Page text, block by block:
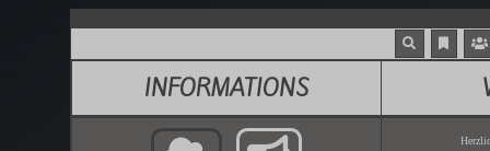
INFORMATIONS